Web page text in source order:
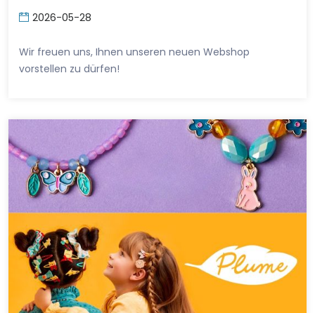
2026-05-28
Wir freuen uns, Ihnen unseren neuen Webshop
vorstellen zu dürfen!